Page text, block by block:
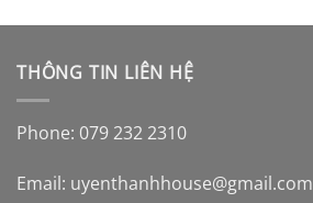
THÔNG TIN LIÊN HỆ
Phone: 079 232 2310
Email: uyenthanhhouse@gmail.com